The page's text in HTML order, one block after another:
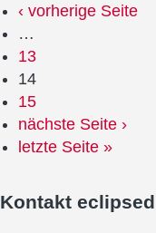
‹ vorherige Seite
…
13
14
15
nächste Seite ›
letzte Seite »
Kontakt eclipsed